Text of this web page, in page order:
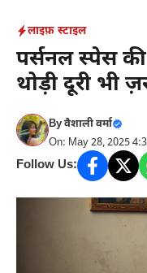
content
लाइफ़ स्टाइल
पर्सनल स्पेस
थोड़ी दूरी भी
Byवैशाली वर्मा
On: May 28, 2025
Follow Us: